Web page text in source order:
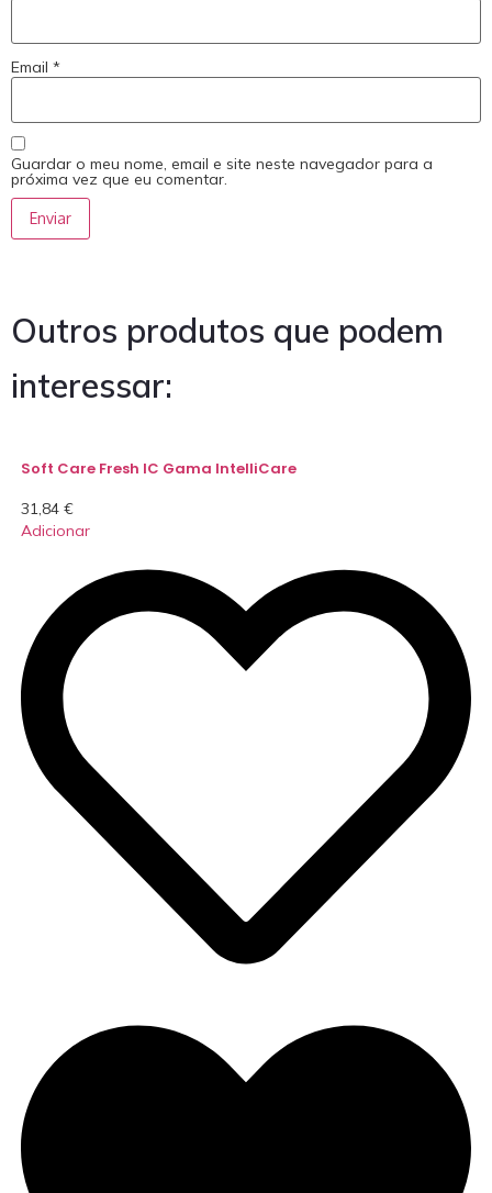
Email *
Guardar o meu nome, email e site neste navegador para a
próxima vez que eu comentar.
Outros produtos que podem
interessar:
Soft Care Fresh IC Gama IntelliCare
31,84 €
Adicionar